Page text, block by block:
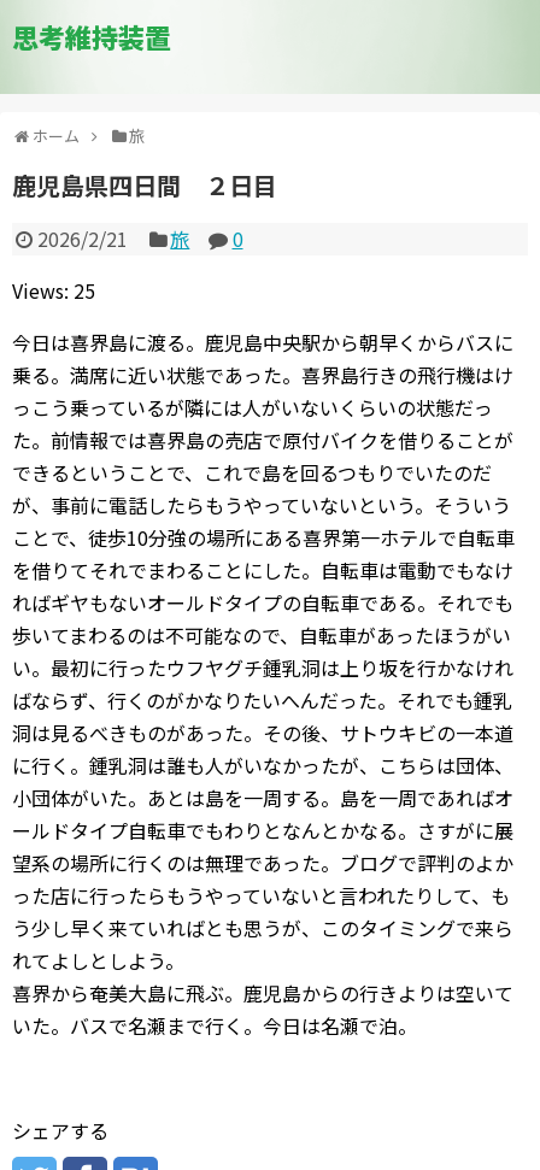
思考維持装置
ホーム 旅
鹿児島県四日間 ２日目
2026/2/21 旅
0
Views: 25
今日は喜界島に渡る。鹿児島中央駅から朝早くからバスに
乗る。満席に近い状態であった。喜界島行きの飛行機はけ
っこう乗っているが隣には人がいないくらいの状態だっ
た。前情報では喜界島の売店で原付バイクを借りることが
できるということで、これで島を回るつもりでいたのだ
が、事前に電話したらもうやっていないという。そういう
ことで、徒歩10分強の場所にある喜界第一ホテルで自転車
を借りてそれでまわることにした。自転車は電動でもなけ
ればギヤもないオールドタイプの自転車である。それでも
歩いてまわるのは不可能なので、自転車があったほうがい
い。最初に行ったウフヤグチ鍾乳洞は上り坂を行かなけれ
ばならず、行くのがかなりたいへんだった。それでも鍾乳
洞は見るべきものがあった。その後、サトウキビの一本道
に行く。鍾乳洞は誰も人がいなかったが、こちらは団体、
小団体がいた。あとは島を一周する。島を一周であればオ
ールドタイプ自転車でもわりとなんとかなる。さすがに展
望系の場所に行くのは無理であった。ブログで評判のよか
った店に行ったらもうやっていないと言われたりして、も
う少し早く来ていればとも思うが、このタイミングで来ら
れてよしとしよう。
喜界から奄美大島に飛ぶ。鹿児島からの行きよりは空いて
いた。バスで名瀬まで行く。今日は名瀬で泊。
シェアする